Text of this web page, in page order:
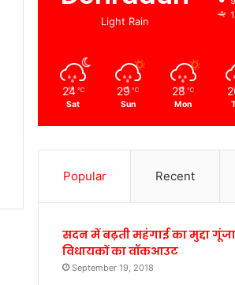
Light Rain
24 ℃
Sat
29 ℃
Sun
28 ℃
Mon
Popular Recent
सदन में बढ़ती महंगाई का मुद्दा
विधायकों का वॉकआउट
September 19, 2018